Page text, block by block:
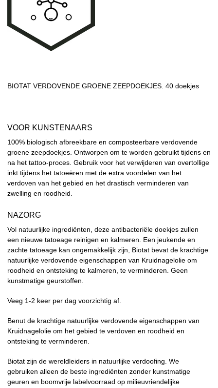
BIOTAT VERDOVENDE GROENE ZEEPDOEKJES. 40 doekjes
VOOR KUNSTENAARS
100% biologisch afbreekbare en composteerbare verdovende
groene zeepdoekjes. Ontworpen om te worden gebruikt tijdens en
na het tattoo-proces. Gebruik voor het verwijderen van overtollige
inkt tijdens het tatoeëren met de extra voordelen van het
verdoven van het gebied en het drastisch verminderen van
zwelling en roodheid.
NAZORG
Vol natuurlijke ingrediënten, deze antibacteriële doekjes zullen
een nieuwe tatoeage reinigen en kalmeren. Een jeukende en
zachte tatoeage kan ongemakkelijk zijn, Biotat bevat de krachtige
natuurlijke verdovende eigenschappen van Kruidnagelolie om
roodheid en ontsteking te kalmeren, te verminderen. Geen
kunstmatige geurstoffen.
Veeg 1-2 keer per dag voorzichtig af.
Benut de krachtige natuurlijke verdovende eigenschappen van
Kruidnagelolie om het gebied te verdoven en roodheid en
ontsteking te verminderen.
Biotat zijn de wereldleiders in natuurlijke verdoofing. We
gebruiken alleen de beste ingrediënten zonder kunstmatige
geuren en boomvrije labelvoorraad op milieuvriendelijke